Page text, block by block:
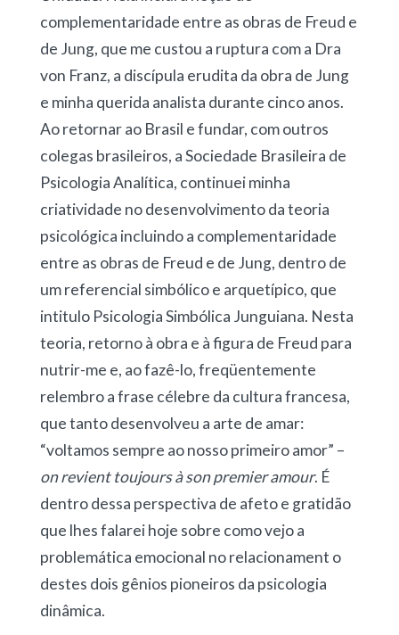
complementaridade entre as obras de Freud e
de Jung, que me custou a ruptura com a Dra
von Franz, a discípula erudita da obra de Jung
e minha querida analista durante cinco anos.
Ao retornar ao Brasil e fundar, com outros
colegas brasileiros, a Sociedade Brasileira de
Psicologia Analítica, continuei minha
criatividade no desenvolvimento da teoria
psicológica incluindo a complementaridade
entre as obras de Freud e de Jung, dentro de
um referencial simbólico e arquetípico, que
intitulo Psicologia Simbólica Junguiana. Nesta
teoria, retorno à obra e à figura de Freud para
nutrir-me e, ao fazê-lo, freqüentemente
relembro a frase célebre da cultura francesa,
que tanto desenvolveu a arte de amar:
“voltamos sempre ao nosso primeiro amor” –
on revient toujours à sonpremier amour. É
dentro dessa perspectiva de afeto e gratidão
que lhes falarei hoje sobre como vejo a
problemática emocional no relacionament o
destes dois gênios pioneiros da psicologia
dinâmica.